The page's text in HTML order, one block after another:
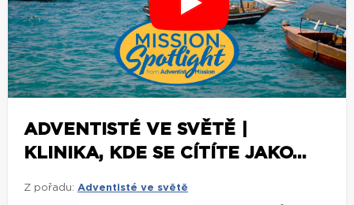
ADVENTISTÉ VE SVĚTĚ |
KLINIKA, KDE SE CÍTÍTE JAKO...
Z pořadu: Adventisté ve světě